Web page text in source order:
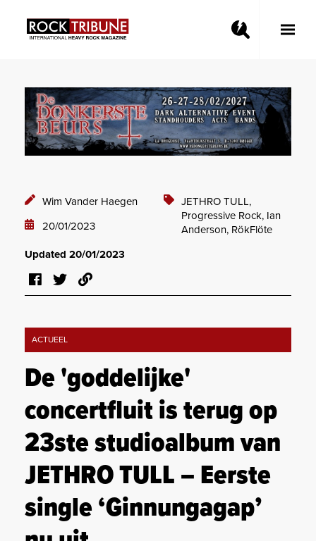
Toggle
Wim Vander Haegen
20/01/2023
JETHRO TULL,
Progressive Rock, Ian
Anderson, RökFlöte
Updated 20/01/2023
ACTUEEL
De 'goddelijke'
concertfluit is terug op
23ste studioalbum van
JETHRO TULL – Eerste
single ‘Ginnungagap’